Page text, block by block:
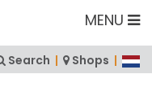
MENU
Search | Shops |